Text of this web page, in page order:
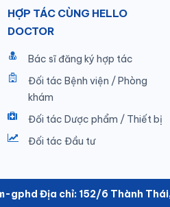
HỢP TÁC CÙNG HELLO
DOCTOR
Bác sĩ đăng ký hợp tác
Đối tác Bệnh viện / Phòng
khám
Đối tác Dược phẩm / Thiết bị
Đối tác Đầu tư
Địa chỉ: 152/6 Thành